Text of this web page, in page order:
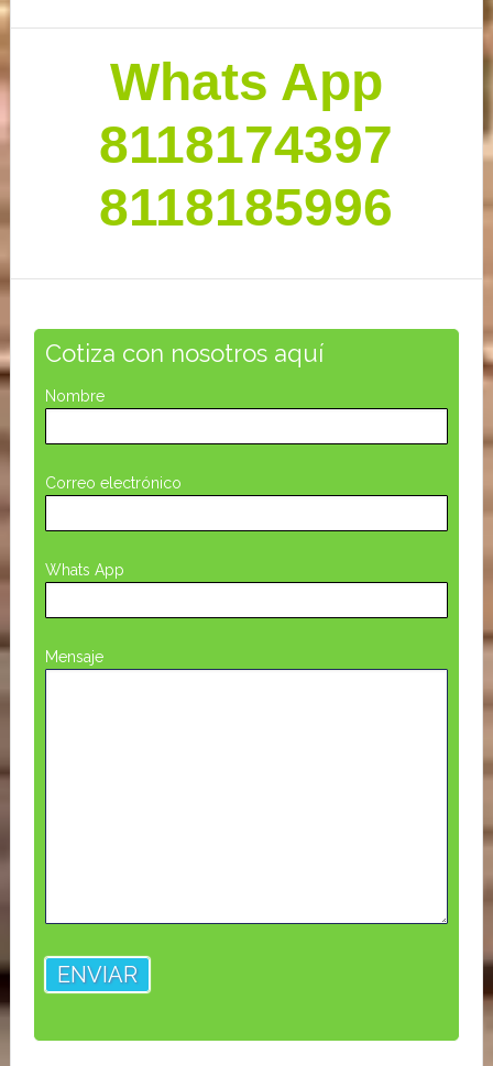
lateral
primaria
Whats App
8118174397
8118185996
Cotiza con nosotros aquí
Nombre
Correo electrónico
Whats App
Mensaje